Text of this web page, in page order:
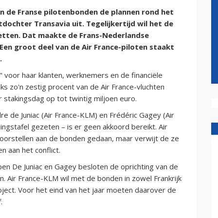
de Franse pilotenbonden de plannen rond het
Transavia uit. Tegelijkertijd wil het de
Dat maakte de Frans-Nederlandse
groot deel van de Air France-piloten staakt
haar klanten, werknemers en de financiële
zo'n zestig procent van de Air France-vluchten
op tot twintig miljoen euro.
de Juniac (Air France-KLM) en Frédéric Gagey (Air
gezeten – is er geen akkoord bereikt. Air
aan de bonden gedaan, maar verwijt de ze
aan het conflict.
De Juniac en Gagey besloten de oprichting van de
Air France-KLM wil met de bonden in zowel Frankrijk
Voor het eind van het jaar moeten daarover de